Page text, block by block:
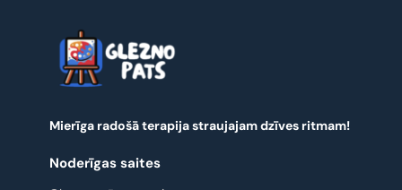
Mierīga radošā terapija straujajam dzīves ritmam!
Noderīgas saites